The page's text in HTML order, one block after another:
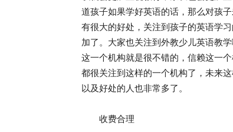
道孩子如果学好英语的话，那么对孩
有很大的好处，关注到孩子的英语学
加了。大家也关注到外教少儿英语教
这一个机构就是很不错的，信赖这一
都很关注到这样的一个机构了，未来
以及好处的人也非常多了。
收费合理